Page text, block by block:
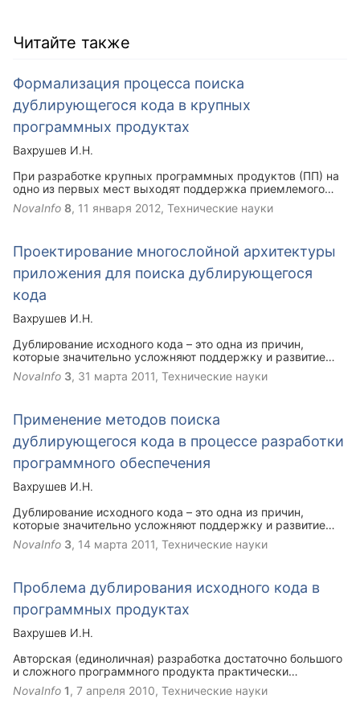
Читайте также
Формализация процесса поиска
дублирующегося кода в крупных
программных продуктах
Вахрушев И.Н.
При разработке крупных программных продуктов (ПП) на
одно из первых мест выходят поддержка приемлемого
уровня качества продукта, снижение затрат на внедрение
и сопровождение, повышение точности планирования и
законодательства
NovaInfo 8, 11 января 2012, Технические науки
Проектирование многослойной архитектуры
приложения для поиска дублирующегося
кода
Вахрушев И.Н.
Дублирование исходного кода – это одна из причин,
которые значительно усложняют поддержку и развитие
крупных программных продуктов. Программная система,
способная использовать различные алгоритмы поиска
эффективно устранять дублирование кода.
NovaInfo 3, 31 марта 2011, Технические науки
Применение методов поиска
дублирующегося кода в процессе разработки
программного обеспечения
Вахрушев И.Н.
Дублирование исходного кода – это одна из причин,
которые значительно усложняют поддержку и развитие
крупных программных продуктов. Со временем
дублирующийся код появляется практически в любой
изначально.
NovaInfo 3, 14 марта 2011, Технические науки
Проблема дублирования исходного кода в
программных продуктах
Вахрушев И.Н.
Авторская (единоличная) разработка достаточно большого
и сложного программного продукта практически
неосуществима. Рано или поздно возникает необходимость
разделить, распараллелить часть задач между
NovaInfo 1 , 7 апреля 2010, Технические науки